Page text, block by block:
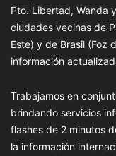
Pto. Libertad, Wanda
ciudades vecinas de
Este) y de Brasil (Foz
información
Trabajamos en
brindando servicios
flashes de 2 minutos
la información